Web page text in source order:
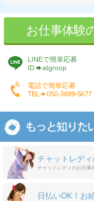
お仕事体験
LINEで簡単応募
ID
atgroop
電話で簡単応募
TEL
050-3699-5677
チャットレデ
チャットレディのお仕事
日払いOK！お